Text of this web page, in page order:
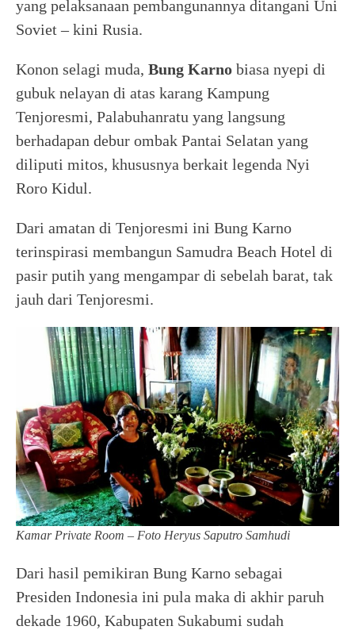
yang pelaksanaan pembangunannya ditangani Uni
Soviet – kini Rusia.
Konon selagi muda, Bung Karno biasa nyepi di
gubuk nelayan di atas karang Kampung
Tenjoresmi, Palabuhanratu yang langsung
berhadapan debur ombak Pantai Selatan yang
diliputi mitos, khususnya berkait legenda Nyi
Roro Kidul.
Dari amatan di Tenjoresmi ini Bung Karno
terinspirasi membangun Samudra Beach Hotel di
pasir putih yang mengampar di sebelah barat, tak
jauh dari Tenjoresmi.
Kamar Private Room – Foto Heryus Saputro Samhudi
Dari hasil pemikiran Bung Karno sebagai
Presiden Indonesia ini pula maka di akhir paruh
dekade 1960, Kabupaten Sukabumi sudah